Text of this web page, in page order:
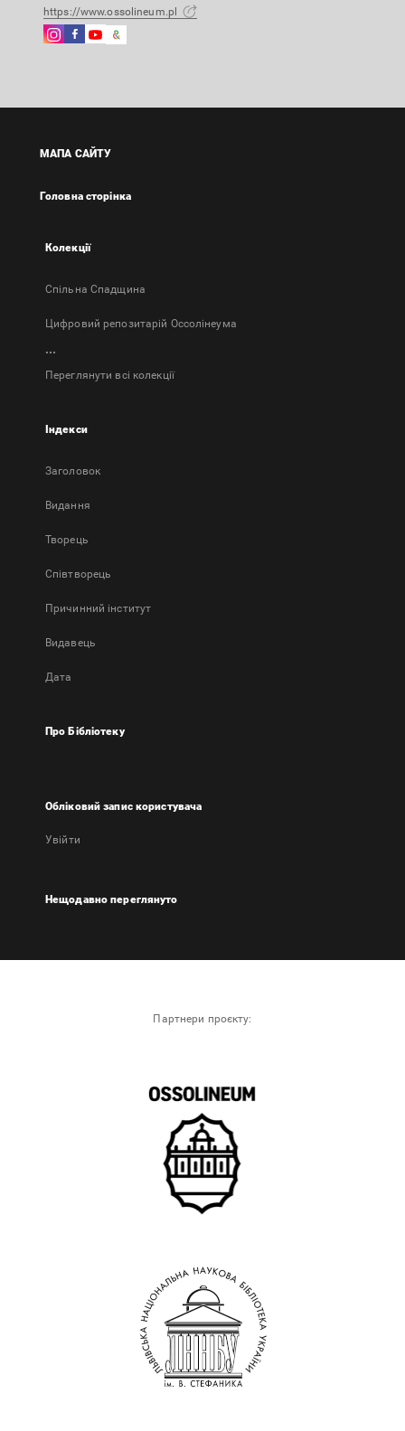
https://www.ossolineum.pl
Instagram
в
Facebook
в
Instagram
в
Google
Зовнішнє
в
вкладці
МАПА САЙТУ
Головна сторінка
Колекції
Спільна Спадщина
Цифровий репозитарій Оссолінеума
...
Переглянути всі колекції
Індекси
Заголовок
Bидання
Творець
Співтворець
Причинний інститут
Видавець
Дата
Про Бібліотеку
Обліковий запис користувача
Увійти
Нещодавно переглянуто
Партнери проєкту: